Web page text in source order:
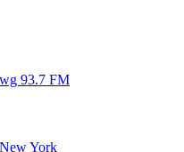
93.7 FM
York